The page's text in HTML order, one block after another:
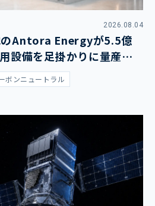
2026.08.04
のAntora Energyが5.5億
設備を足掛かりに量産拡
ボンニュートラル